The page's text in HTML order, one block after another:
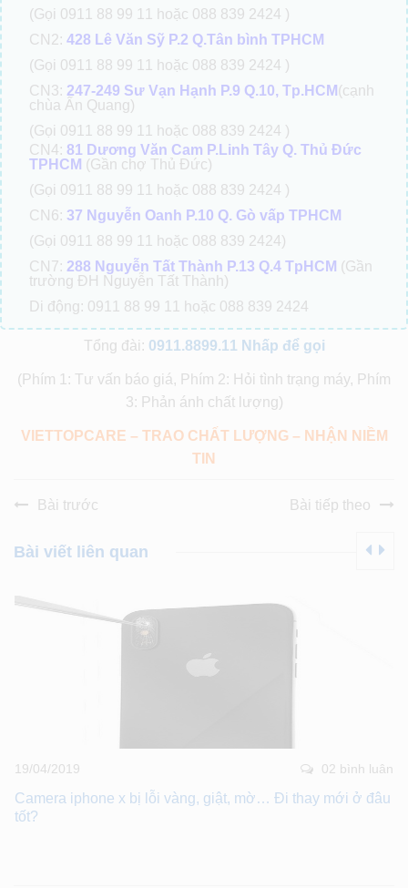
(Gọi 0911 88 99 11 hoặc 088 839 2424 )
CN2: 428 Lê Văn Sỹ P.2 Q.Tân bình TPHCM
(Gọi 0911 88 99 11 hoặc 088 839 2424 )
CN3: 247-249 Sư Vạn Hạnh P.9 Q.10, Tp.HCM (cạnh
chùa Ấn Quang)
(Gọi 0911 88 99 11 hoặc 088 839 2424 )
CN4: 81 Dương Văn Cam P.Linh Tây Q. Thủ Đức
TPHCM (Gần chợ Thủ Đức)
(Gọi 0911 88 99 11 hoặc 088 839 2424 )
CN6: 37 Nguyễn Oanh P.10 Q. Gò vấp TPHCM
(Gọi 0911 88 99 11 hoặc 088 839 2424)
CN7: 288 Nguyễn Tất Thành P.13 Q.4 TpHCM (Gần
trường ĐH Nguyễn Tất Thành)
Di động: 0911 88 99 11 hoặc 088 839 2424
Tổng đài: 0911.8899.11 Nhấp để gọi
(Phím 1: Tư vấn báo giá, Phím 2: Hỏi tình trạng máy, Phím
3: Phản ánh chất lượng)
VIETTOPCARE – TRAO CHẤT LƯỢNG – NHẬN NIỀM
TIN
Bài trước Bài tiếp theo
Bài viết liên quan
19/04/2019 02 bình luân
Camera iphone x bị lỗi vàng, giật, mờ… Đi thay mới ở đâu
tốt?